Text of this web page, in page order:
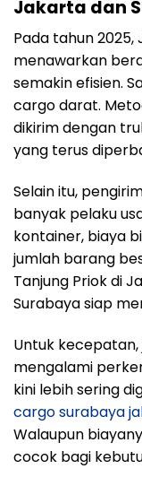
Jakarta dan
Pada tahun
menawarkan
semakin efisien.
cargo darat.
dikirim dengan
yang terus
Selain itu,
banyak pelaku
kontainer, biaya
jumlah barang
Tanjung Priok di
Surabaya siap
Untuk
mengalami
kini lebih sering
cargo surabaya
Walaupun
cocok bagi